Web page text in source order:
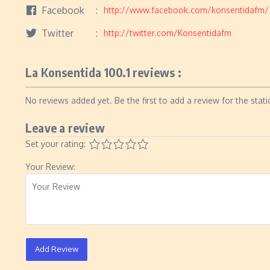
Facebook http://www.facebook.com/konsentidafm/
Twitter http://twitter.com/Konsentidafm
La Konsentida 100.1 reviews :
No reviews added yet. Be the first to add a review for the
Leave a review
Set your rating:
Your Review:
Add Review